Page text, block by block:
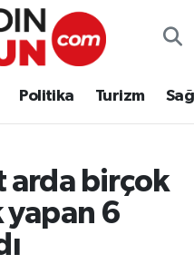
Politika Turizm
arda birçok
yapan 6
ve Fikstür